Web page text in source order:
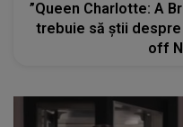
”Queen Charlotte: A
trebuie să știi
off